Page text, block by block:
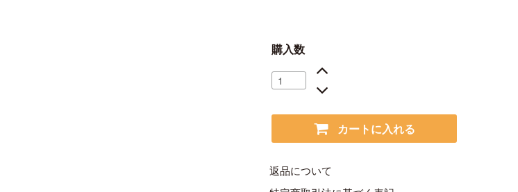
購入数
カートに入れる
返品について